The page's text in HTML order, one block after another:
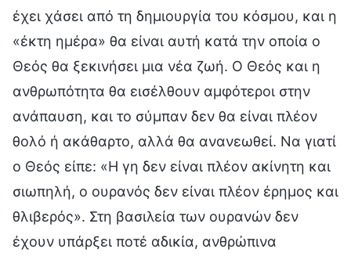
έχει χάσει από τη δημιουργία του κόσμου, και η
«έκτη ημέρα» θα είναι αυτή κατά την οποία ο
Θεός θα ξεκινήσει μια νέα ζωή. Ο Θεός και η
ανθρωπότητα θα εισέλθουν αμφότεροι στην
ανάπαυση, και το σύμπαν δεν θα είναι πλέον
θολό ή ακάθαρτο, αλλά θα ανανεωθεί. Να γιατί
ο Θεός είπε: «Η γη δεν είναι πλέον ακίνητη και
σιωπηλή, ο ουρανός δεν είναι πλέον έρημος και
θλιβερός». Στη βασιλεία των ουρανών δεν
έχουν υπάρξει ποτέ αδικία, ανθρώπινα